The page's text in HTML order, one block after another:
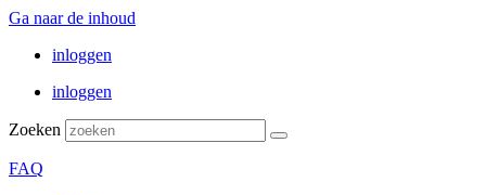
Ga naar de inhoud
inloggen
inloggen
Zoeken
FAQ